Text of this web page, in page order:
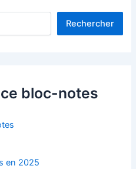
Rechercher
bloc-notes
en 2025